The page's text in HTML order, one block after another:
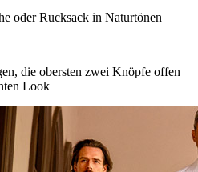
oder Rucksack in Natur­tönen
die obersten zwei Knöpfe offen
Look